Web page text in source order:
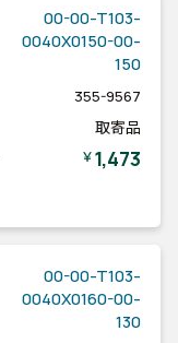
00-00-T103-
0040X0150-00-
150
355-9567
取寄品
￥1,473
00-00-T103-
0040X0160-00-
130